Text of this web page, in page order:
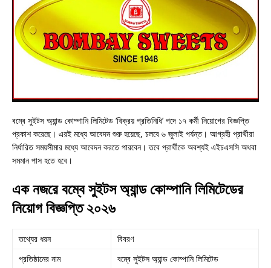
বম্বে সুইটস অ্যান্ড কোম্পানি লিমিটেড ‘বিক্রয় প্রতিনিধি’ পদে ১৭ কর্মী নিয়োগের বিজ্ঞপ্তি
প্রকাশ করেছে। এরই মধ্যে আবেদন শুরু হয়েছে, চলবে ৬ জুলাই পর্যন্ত। আগ্রহী প্রার্থীরা
নির্ধারিত সময়সীমার মধ্যে আবেদন করতে পারবেন। তবে প্রার্থীকে অবশ্যই এইচএসসি অথবা
সমমান পাস হতে হবে।
এক নজরে বম্বে সুইটস অ্যান্ড কোম্পানি লিমিটেডের
নিয়োগ বিজ্ঞপ্তি ২০২৬
তথ্যের ধরন
বিবরণ
প্রতিষ্ঠানের নাম
বম্বে সুইটস অ্যান্ড কোম্পানি লিমিটেড